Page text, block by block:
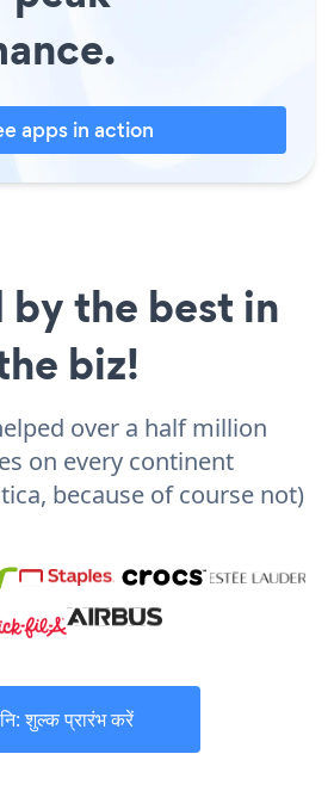
apps in action
by the best in
biz!
over a half million
on every continent
because of course not)
नि: शुल्क प्रारंभ करें